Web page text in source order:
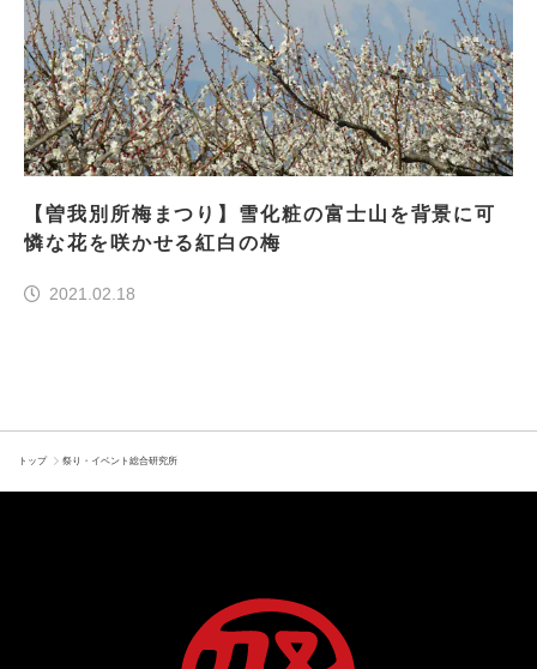
【曽我別所梅まつり】雪化粧の富士山を背景に可
憐な花を咲かせる紅白の梅
2021.02.18
トップ 祭り・イベント総合研究所